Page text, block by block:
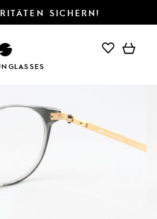
SICHERN!